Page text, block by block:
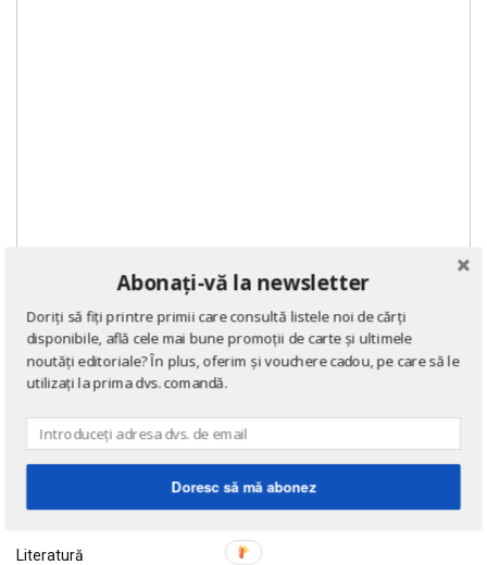
DOMENII
Literatură
Abonați-vă la newsletter
Doriți să fiți printre primii care consultă listele noi de cărți
disponibile, află cele mai bune promoții de carte și ultimele
noutăți editoriale? În plus, oferim și vouchere cadou, pe care să le
utilizați la prima dvs. comandă.
Doresc să mă abonez